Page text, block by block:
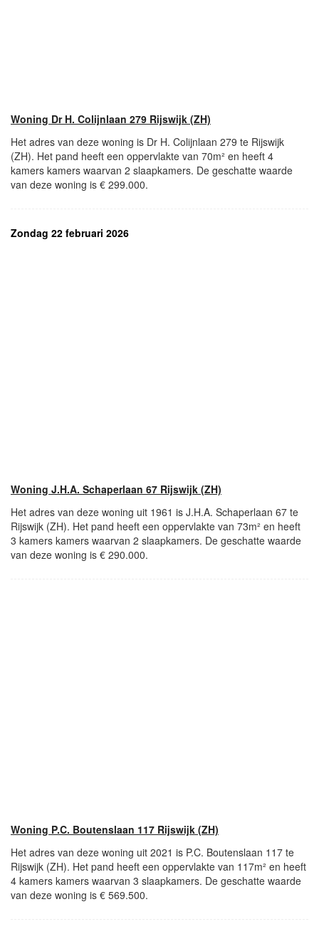
Woning Dr H. Colijnlaan 279 Rijswijk (ZH)
Het adres van deze woning is Dr H. Colijnlaan 279 te Rijswijk
(ZH). Het pand heeft een oppervlakte van 70m² en heeft 4
kamers kamers waarvan 2 slaapkamers. De geschatte waarde
van deze woning is € 299.000.
Zondag 22 februari 2026
Woning J.H.A. Schaperlaan 67 Rijswijk (ZH)
Het adres van deze woning uit 1961 is J.H.A. Schaperlaan 67 te
Rijswijk (ZH). Het pand heeft een oppervlakte van 73m² en heeft
3 kamers kamers waarvan 2 slaapkamers. De geschatte waarde
van deze woning is € 290.000.
Woning P.C. Boutenslaan 117 Rijswijk (ZH)
Het adres van deze woning uit 2021 is P.C. Boutenslaan 117 te
Rijswijk (ZH). Het pand heeft een oppervlakte van 117m² en heeft
4 kamers kamers waarvan 3 slaapkamers. De geschatte waarde
van deze woning is € 569.500.